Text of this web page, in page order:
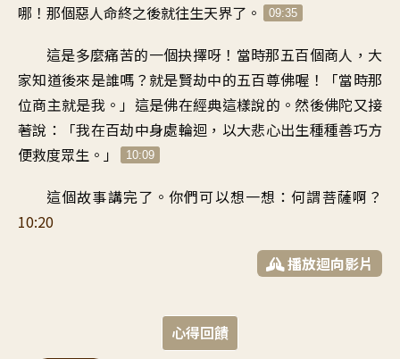
哪 ！ 那個惡人命終之後就往生天界了 。 09:35
這是多麼痛苦的一個抉擇呀 ！ 當時那五百個商人 ， 大
家知道後來是誰嗎 ？就是賢劫中的五百尊佛喔 ！「當時那
位商主就是我 。」 這是佛在經典這樣說的 。然後佛陀又接
著說 ：「我在百劫中身處輪迴 ， 以大悲心出生種種善巧方
便救度眾生 。」 10:09
這個故事講完了 。你們可以想一想 ：何謂菩薩啊 ？
10:20
播放迴向影片
心得回饋